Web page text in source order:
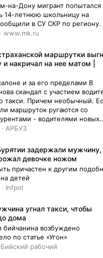
на-Дону мигрант попытался
14-летнюю школьницу на
в СУ СКР по региону.
www.mk.ru
маршрутки
накричал на нее матом |
и за его пределами В
скандал с участием
такси. Причем необычный.
маршруток ругаются со
- водителями новых
этот поругался с пассажиркой.
Е716НЕ30,
АРБУЗ
задержали мужчину,
девочке ножом
причастен к другим
детей
Infpol
угнал такси, чтобы
дома
бийчанина возбуждено
по статье «Угон»
Бийский рабочий